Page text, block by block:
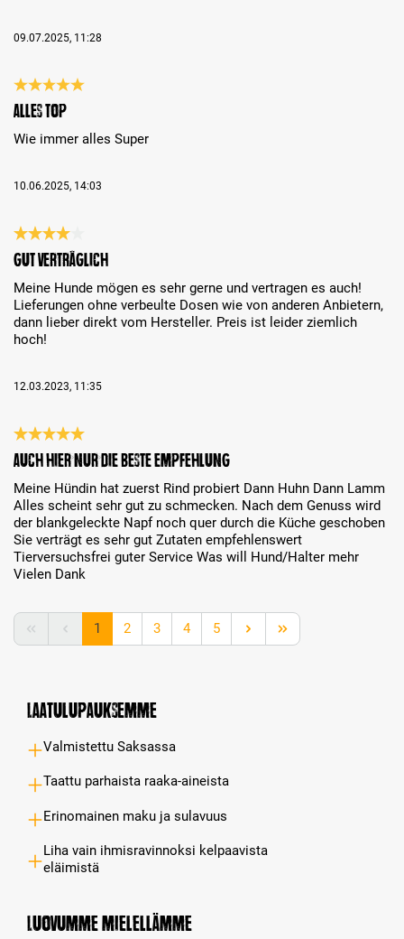
09.07.2025, 11:28
Review with rating of 5 out of 5 stars
Alles Top
Wie immer alles Super
10.06.2025, 14:03
Review with rating of 4 out of 5 stars
Gut verträglich
Meine Hunde mögen es sehr gerne und vertragen es auch!
Lieferungen ohne verbeulte Dosen wie von anderen Anbietern,
dann lieber direkt vom Hersteller. Preis ist leider ziemlich
hoch!
12.03.2023, 11:35
Review with rating of 5 out of 5 stars
Auch hier nur die beste Empfehlung
Meine Hündin hat zuerst Rind probiert Dann Huhn Dann Lamm
Alles scheint sehr gut zu schmecken. Nach dem Genuss wird
der blankgeleckte Napf noch quer durch die Küche geschoben
Sie verträgt es sehr gut Zutaten empfehlenswert
Tierversuchsfrei guter Service Was will Hund/Halter mehr
Vielen Dank
Page
1 Page
2 Page
3 Page
4 Page
5
Laatulupauksemme
Valmistettu Saksassa
Taattu parhaista raaka-aineista
Erinomainen maku ja sulavuus
Liha vain ihmisravinnoksi kelpaavista
eläimistä
Luovumme mielellämme